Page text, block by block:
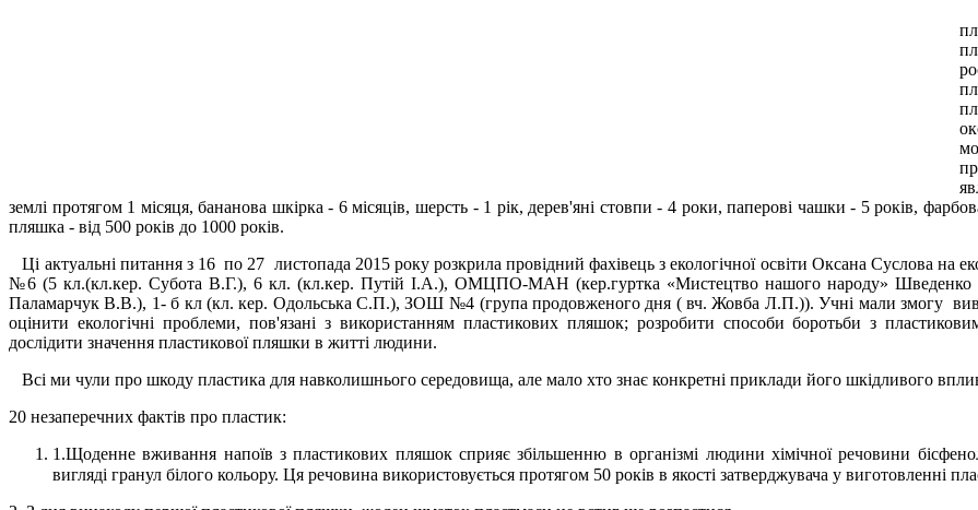
землі протягом 1 місяця, бананова шкірка - 6 місяців, шерсть - 1 рік, дерев'яні стовпи - 4 роки, паперові чашки - 5 років,
пляшка - від 500 років до 1000 років.
Ці актуальні питання з 16 по 27 листопада 2015 року розкрила провідний фахівець з екологічної освіти Оксана Суслова на
№6 (5 кл.(кл.кер. Субота В.Г.), 6 кл. (кл.кер. Путій І.А.), ОМЦПО-МАН (кер.гуртка «Мистецтво нашого народу»
Паламарчук В.В.), 1- б кл (кл. кер. Одольська С.П.), ЗОШ №4 (група продовженого дня ( вч. Жовба Л.П.)). Учні мали змогу
оцінити екологічні проблеми, пов'язані з використанням пластикових пляшок; розробити способи боротьби з
дослідити значення пластикової пляшки в житті людини.
Всі ми чули про шкоду пластика для навколишнього середовища, але мало хто знає конкретні приклади його шкідливого
20 незаперечних фактів про пластик:
1.Щоденне вживання напоїв з пластикових пляшок сприяє збільшенню в організмі людини хімічної речовини
вигляді гранул білого кольору. Ця речовина використовується протягом 50 років в якості затверджувача у виготовленні